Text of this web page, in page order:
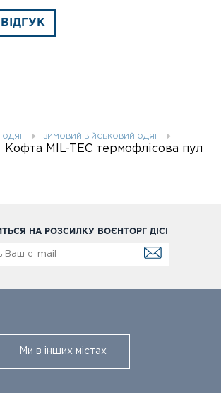
ОДЯГ ЗИМОВИЙ ВІЙСЬКОВИЙ ОДЯГ
Кофта MIL-TEC термофлісова пул
НА РОЗСИЛКУ ВОЄНТОРГ ДІСІ
Ми в інших містах